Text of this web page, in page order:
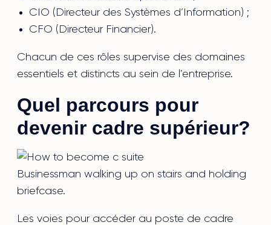
CIO (Directeur des Systèmes d’Information) ;
CFO (Directeur Financier).
Chacun de ces rôles supervise des domaines
essentiels et distincts au sein de l’entreprise.
Quel parcours pour
devenir cadre supérieur?
Businessman walking up on stairs and holding
briefcase.
Les voies pour accéder au poste de cadre